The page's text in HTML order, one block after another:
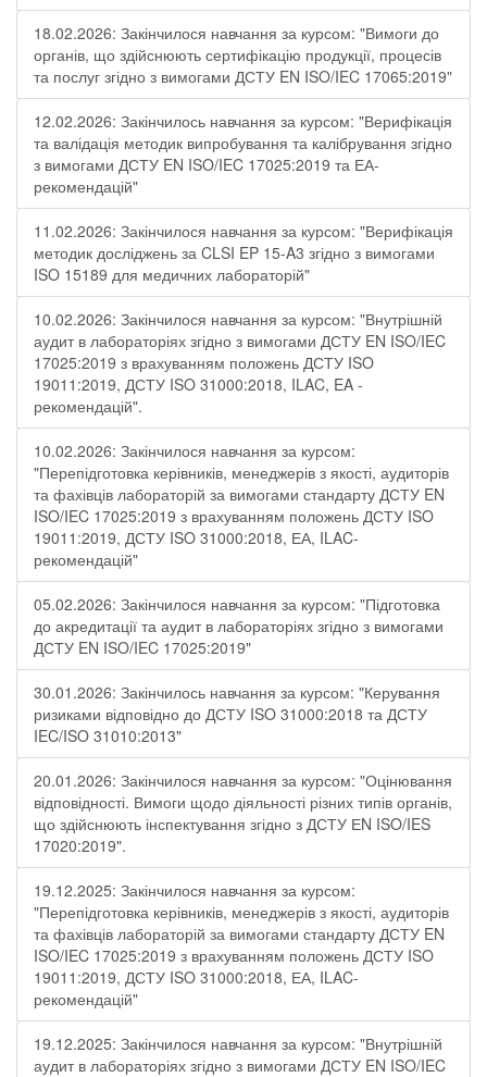
18.02.2026: Закінчилося навчання за курсом: "Вимоги до
органів, що здійснюють сертифікацію продукції, процесів
та послуг згідно з вимогами ДСТУ EN ISO/IEC 17065:2019"
12.02.2026: Закінчилось навчання за курсом: "Верифікація
та валідація методик випробування та калібрування згідно
з вимогами ДСТУ EN ISO/IEC 17025:2019 та ЕА-
рекомендацій"
11.02.2026: Закінчилося навчання за курсом: "Верифікація
методик досліджень за CLSI EP 15-A3 згідно з вимогами
ISO 15189 для медичних лабораторій"
10.02.2026: Закінчилося навчання за курсом: "Внутрішній
аудит в лабораторіях згідно з вимогами ДСТУ EN ISO/IEC
17025:2019 з врахуванням положень ДСТУ ISO
19011:2019, ДСТУ ISO 31000:2018, ILAC, EA -
рекомендацій".
10.02.2026: Закінчилося навчання за курсом:
"Перепідготовка керівників, менеджерів з якості, аудиторів
та фахівців лабораторій за вимогами стандарту ДСТУ EN
ISO/IEC 17025:2019 з врахуванням положень ДСТУ ISO
19011:2019, ДСТУ ISO 31000:2018, ЕА, ILAC-
рекомендацій"
05.02.2026: Закінчилося навчання за курсом: "Підготовка
до акредитації та аудит в лабораторіях згідно з вимогами
ДСТУ EN ISO/IEC 17025:2019"
30.01.2026: Закінчилось навчання за курсом: "Керування
ризиками відповідно до ДСТУ ISO 31000:2018 та ДСТУ
IEC/ISO 31010:2013"
20.01.2026: Закінчилося навчання за курсом: "Оцінювання
відповідності. Вимоги щодо діяльності різних типів органів,
що здійснюють інспектування згідно з ДСТУ ЕN ISO/IES
17020:2019".
19.12.2025: Закінчилося навчання за курсом:
"Перепідготовка керівників, менеджерів з якості, аудиторів
та фахівців лабораторій за вимогами стандарту ДСТУ EN
ISO/IEC 17025:2019 з врахуванням положень ДСТУ ISO
19011:2019, ДСТУ ISO 31000:2018, ЕА, ILAC-
рекомендацій"
19.12.2025: Закінчилося навчання за курсом: "Внутрішній
аудит в лабораторіях згідно з вимогами ДСТУ EN ISO/IEC